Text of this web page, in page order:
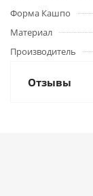
Форма Кашпо
Материал
Производитель
Отзывы